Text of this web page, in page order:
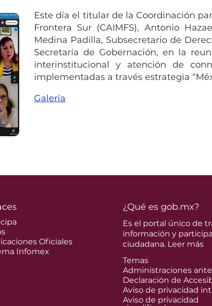
Este día el titular de la Coordinación
Frontera Sur (CAIMFS), Antonio
Medina Padilla, Subsecretario de
Secretaría de Gobernación, en la
interinstitucional y atención de
implementadas a través estrategia
Galería
Oficiales
Infomex
¿Qué es gob.mx?
Es el portal único de
información y
ciudadana. Leer más
Temas
Administraciones
Declaración de
Aviso de privacidad
Aviso de privacidad